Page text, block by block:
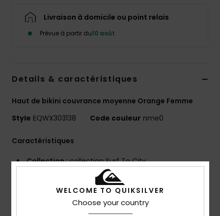
Livraison à domicile ou point relais
Prévue à partir du10 août
Details & caractéristiques
Haut de bikini couvrance moyenne Orange Femme
Style EQWX303138 Code couleur nme0
Caractéristiques
Collection :collection Surf To City
matière douce et côtelée 89% polyester
recyclé, 11% élasthanne [170 g/m²]
forme bandeau
forme bandeau
WELCOME TO QUIKSILVER
Choose your country